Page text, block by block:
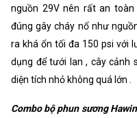
nguồn 29V nên rất an
đúng gây cháy nổ như
ra khá ổn tối đa 150 psi với
dụng để tưới lan , cây cảnh
diện tích nhỏ không quá lớn .
Combo bộ phun sương